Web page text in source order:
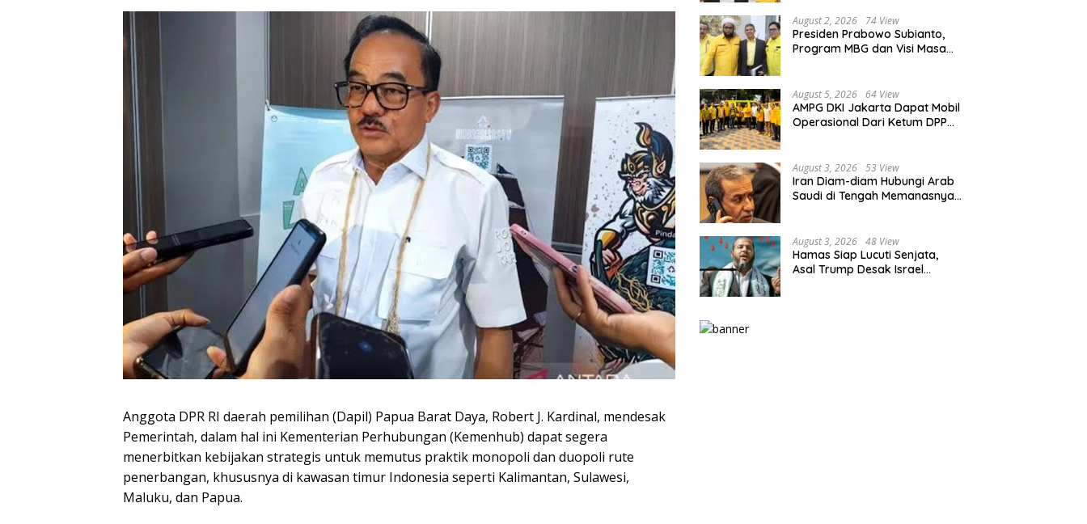
Anggota DPR RI daerah pemilihan (Dapil) Papua Barat Daya, Robert J. Kardinal, mendesak
Pemerintah, dalam hal ini Kementerian Perhubungan (Kemenhub) dapat segera
menerbitkan kebijakan strategis untuk memutus praktik monopoli dan duopoli rute
penerbangan, khususnya di kawasan timur Indonesia seperti Kalimantan, Sulawesi,
Maluku, dan Papua.
Berkualitas
August 2, 2026 74 View
Presiden Prabowo Subianto,
Program MBG dan Visi Masa
August 5, 2026 64 View
AMPG DKI Jakarta Dapat Mobil
Operasional Dari Ketum DPP
August 3, 2026 53 View
Iran Diam-diam Hubungi Arab
Saudi di Tengah Memanasnya
August 3, 2026 48 View
Hamas Siap Lucuti Senjata,
Asal Trump Desak Israel